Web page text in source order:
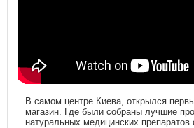
В самом центре Киева, открылся
магазин. Где были собраны лучшие
натуральных медицинских препаратов